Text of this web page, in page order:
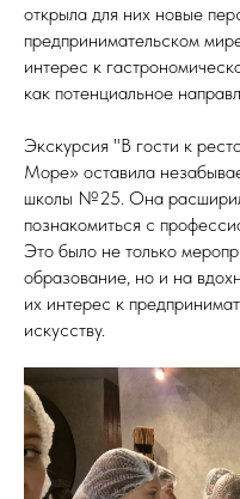
открыла для них новые
предпринимательском
интерес к
как потенциальное
Экскурсия "В гости к
Море» оставила
школы №25. Она
познакомиться с
Это было не только
образование, но и на
их интерес к
искусству.